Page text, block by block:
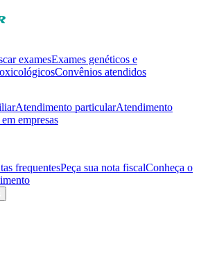
examesExames genéticos e
Convênios atendidos
Atendimento particularAtendimento
empresas
frequentesPeça sua nota fiscalConheça o